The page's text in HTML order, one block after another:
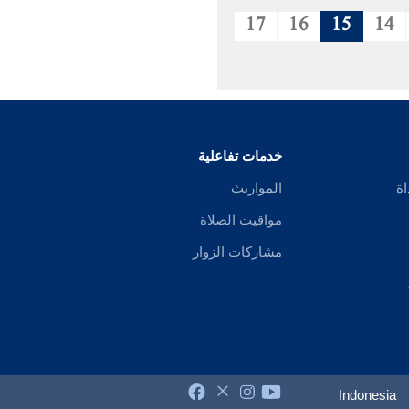
14
15
16
17
خدمات تفاعلية
المواريث
مواقيت الصلاة
مشاركات الزوار
Indonesia